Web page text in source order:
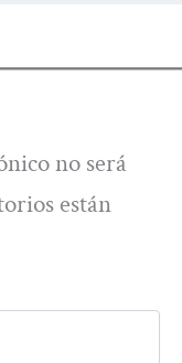
no será
están